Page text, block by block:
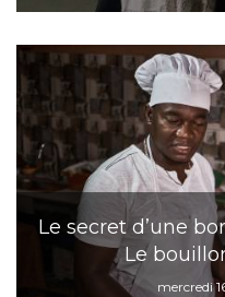
Le secret d’une
Le
mercredi